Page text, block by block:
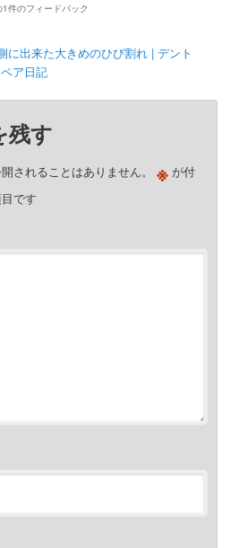
1件のフィードバック
に出来た大きめのひび割れ | デント
ア日記
残す
されることはありません。 ※ が付
です